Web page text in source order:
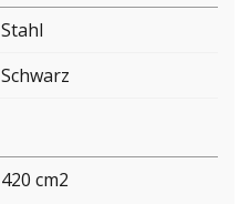
Stahl
Schwarz
420 cm2